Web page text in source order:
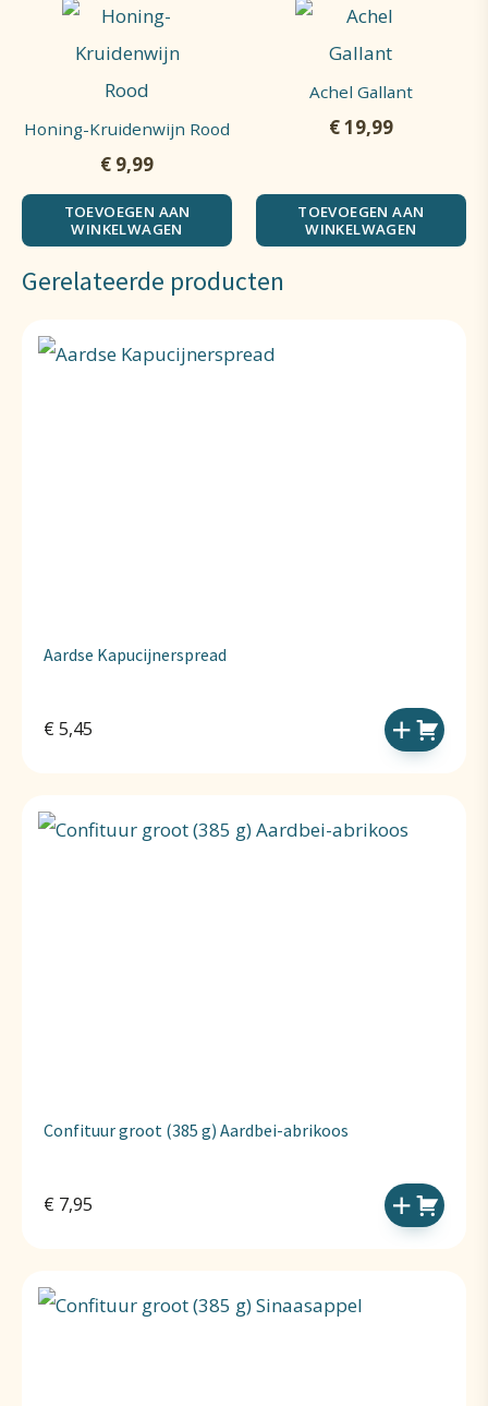
Honing-Kruidenwijn Rood
€ 9,99
TOEVOEGEN AAN
WINKELWAGEN
Achel Gallant
€19,99
TOEVOEGEN AAN
WINKELWAGEN
Gerelateerde producten
Aardse Kapucijnerspread
€ 5,45
Confituur groot (385 g) Aardbei-abrikoos
€ 7,95